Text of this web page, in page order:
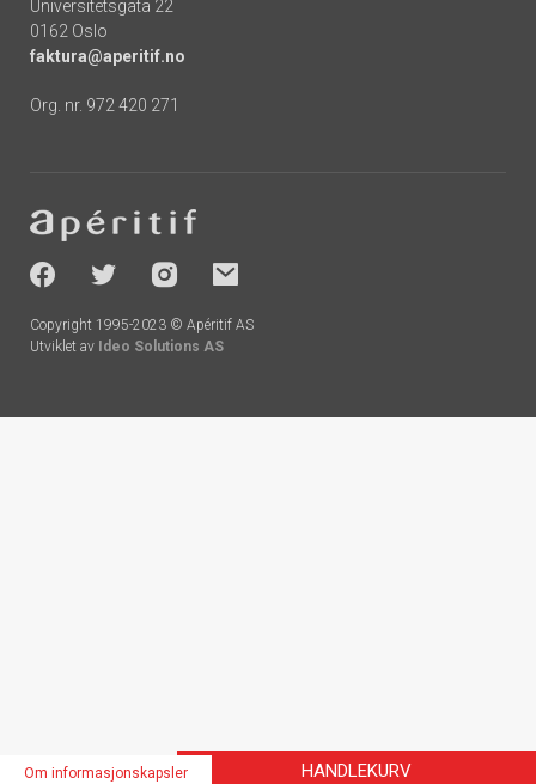
Universitetsgata 22
0162 Oslo
faktura@aperitif.no
Org. nr. 972 420 271
-
socials
Copyright 1995-2023 © Apéritif AS
Utviklet av Ideo Solutions AS
HANDLEKURV
Om informasjonskapsler